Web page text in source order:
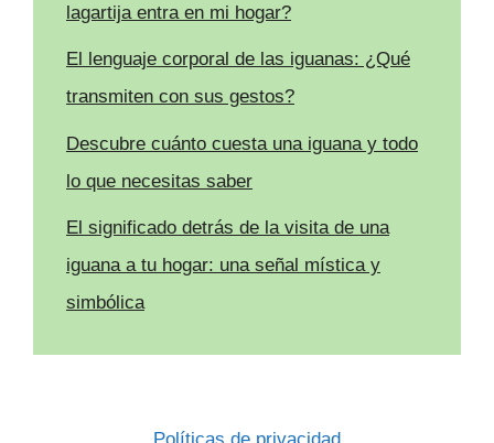
lagartija entra en mi hogar?
El lenguaje corporal de las iguanas: ¿Qué
transmiten con sus gestos?
Descubre cuánto cuesta una iguana y todo
lo que necesitas saber
El significado detrás de la visita de una
iguana a tu hogar: una señal mística y
simbólica